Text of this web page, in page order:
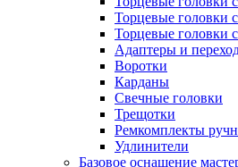
Торцевые головки
Торцевые головки
Адаптеры и
Воротки
Карданы
Свечные головки
Трещотки
Ремкомплекты
Удлинители
Базовое оснащение